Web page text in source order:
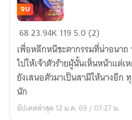
เปลี่ยน
ตัว
ร้าย
ให้
กลาย
เป็น
บุรุษ
จบ
6823.94K 119 5.0 (2)
เพื่อหลีกหนีชะตากรรมที่น่าอนาถ
ไปให้เจ้าตัวร้ายผู้นั้นเห็นหน้าแต่
ยังเสนอตัวมาเป็นสามีให้นางอีก
นัก
อัปเดตล่าสุด 12 ม.ค. 69 / 07:27 น.